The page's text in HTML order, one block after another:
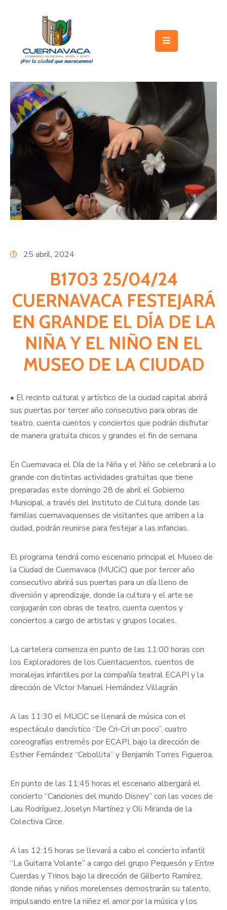
Gobierno
Turismo
Trámites
Servicios
Licitaciones
Transparencia
Directorio
25 abril, 2024
B1703 25/04/24
CUERNAVACA FESTEJARÁ
EN GRANDE EL DÍA DE LA
NIÑA Y EL NIÑO EN EL
MUSEO DE LA CIUDAD
• El recinto cultural y artístico de la ciudad capital abrirá
sus puertas por tercer año consecutivo para obras de
teatro, cuenta cuentos y conciertos que podrán disfrutar
de manera gratuita chicos y grandes el fin de semana
En Cuernavaca el Día de la Niña y el Niño se celebrará a lo
grande con distintas actividades gratuitas que tiene
preparadas este domingo 28 de abril el Gobierno
Municipal, a través del Instituto de Cultura, donde las
familias cuernavaquenses de visitantes que arriben a la
ciudad, podrán reunirse para festejar a las infancias.
El programa tendrá como escenario principal el Museo de
la Ciudad de Cuernavaca (MUCiC) que por tercer año
consecutivo abrirá sus puertas para un día lleno de
diversión y aprendizaje, donde la cultura y el arte se
conjugarán con obras de teatro, cuenta cuentos y
conciertos a cargo de artistas y grupos locales.
La cartelera comienza en punto de las 11:00 horas con
los Exploradores de los Cuentacuentos, cuentos de
moralejas infantiles por la compañía teatral ECAPI y la
dirección de Víctor Manuel Hernández Villagrán.
A las 11:30 el MUCiC se llenará de música con el
espectáculo dancístico “De Cri-Cri un poco”, cuatro
coreografías entremés por ECAPI, bajo la dirección de
Esther Fernández “Cebollita” y Benjamín Torres Figueroa.
En punto de las 11:45 horas el escenario albergará el
concierto “Canciones del mundo Disney” con las voces de
Lau Rodríguez, Joselyn Martínez y Oli Miranda de la
Colectiva Circe.
A las 12:15 horas se llevará a cabo el concierto infantil
“La Guitarra Volante” a cargo del grupo Pequesón y Entre
Cuerdas y Trinos bajo la dirección de Gilberto Ramírez,
donde niñas y niños morelenses demostrarán su talento,
impulsando entre la niñez el amor por la música y los